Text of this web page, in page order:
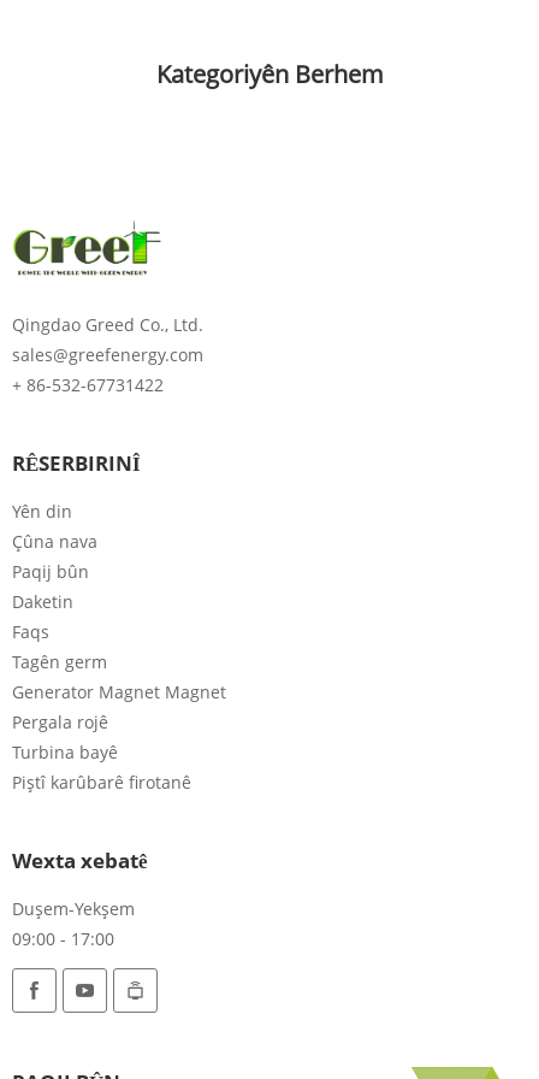
Kategoriyên Berhem
Qingdao Greed Co., Ltd.
sales@greefenergy.com
+ 86-532-67731422
RÊSERBIRINÎ
Yên din
Çûna nava
Paqij bûn
Daketin
Faqs
Tagên germ
Generator Magnet Magnet
Pergala rojê
Turbina bayê
Piştî karûbarê firotanê
Wexta xebatê
Duşem-Yekşem
09:00 - 17:00